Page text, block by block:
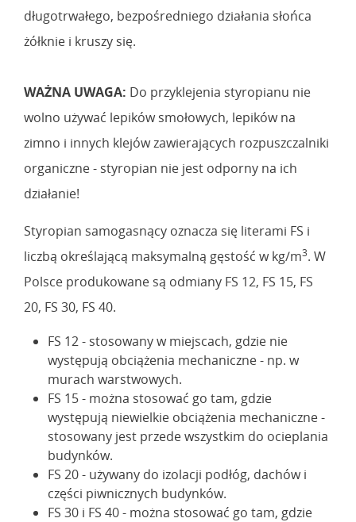
długotrwałego, bezpośredniego działania słońca
żółknie i kruszy się.
WAŻNA UWAGA: Do przyklejenia styropianu nie
wolno używać lepików smołowych, lepików na
zimno i innych klejów zawierających rozpuszczalniki
organiczne - styropian nie jest odporny na ich
działanie!
Styropian samogasnący oznacza się literami FS i
liczbą określającą maksymalną gęstość w kg/m3. W
Polsce produkowane są odmiany FS 12, FS 15, FS
20, FS 30, FS 40.
FS 12 - stosowany w miejscach, gdzie nie
występują obciążenia mechaniczne - np. w
murach warstwowych.
FS 15 - można stosować go tam, gdzie
występują niewielkie obciążenia mechaniczne -
stosowany jest przede wszystkim do ocieplania
budynków.
FS 20 - używany do izolacji podłóg, dachów i
części piwnicznych budynków.
FS 30 i FS 40 - można stosować go tam, gdzie